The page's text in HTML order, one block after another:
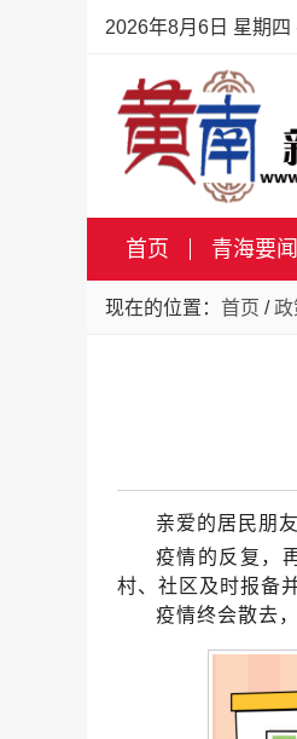
2026年8月6日 星期
首页 青海要闻
现在的位置： 首页 /政
亲爱的居民朋友
疫情的反复，
村、社区及时报备
疫情终会散去